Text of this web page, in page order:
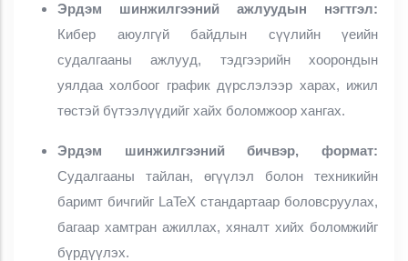
Эрдэм шинжилгээний ажлуудын нэгтгэл:
Кибер аюулгүй байдлын сүүлийн үеийн
судалгааны ажлууд, тэдгээрийн хоорондын
уялдаа холбоог график дүрслэлээр харах, ижил
төстэй бүтээлүүдийг хайх боломжоор хангах.
Эрдэм шинжилгээний бичвэр, формат:
Судалгааны тайлан, өгүүлэл болон техникийн
баримт бичгийг LaTeX стандартаар боловсруулах,
багаар хамтран ажиллах, хяналт хийх боломжийг
бүрдүүлэх.